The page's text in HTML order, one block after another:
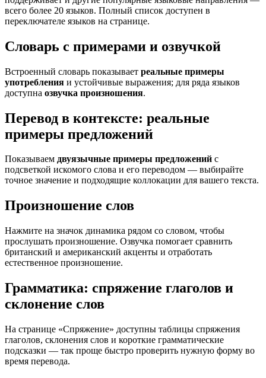
всего более 20 языков. Полный список доступен в
переключателе языков на странице.
Словарь с примерами и озвучкой
Встроенный словарь показывает реальные примеры
употребления и устойчивые выражения; для ряда языков
доступна озвучка произношения.
Перевод в контексте: реальные
примеры предложений
Показываем двуязычные примеры предложений с
подсветкой искомого слова и его переводом — выбирайте
точное значение и подходящие коллокации для вашего текста.
Произношение слов
Нажмите на значок динамика рядом со словом, чтобы
прослушать произношение. Озвучка помогает сравнить
британский и американский акценты и отработать
естественное произношение.
Грамматика: спряжение глаголов и
склонение слов
На странице «Спряжение» доступны таблицы спряжения
глаголов, склонения слов и короткие грамматические
подсказки — так проще быстро проверить нужную форму во
время перевода.